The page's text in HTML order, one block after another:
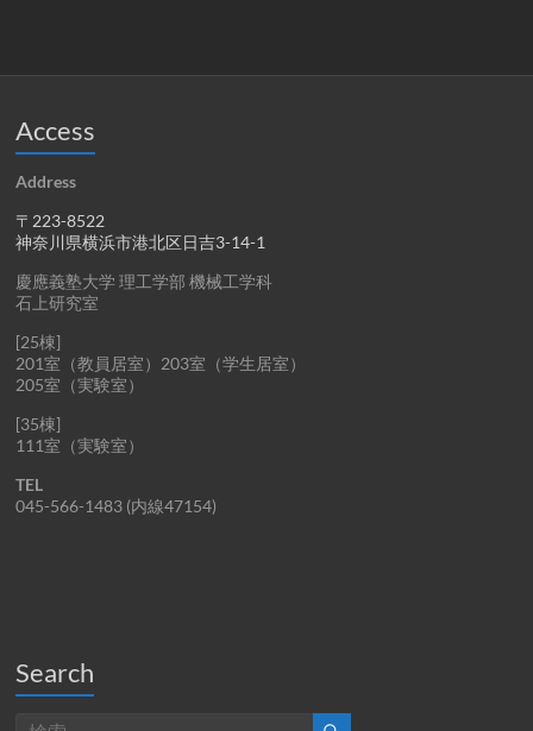
Access
Address
〒223-8522
神奈川県横浜市港北区日吉3-14-1
慶應義塾大学 理工学部 機械工学科
石上研究室
[25棟]
201室（教員居室）203室（学生居室）
205室（実験室）
[35棟]
111室（実験室）
TEL
045-566-1483 (内線47154)
Search